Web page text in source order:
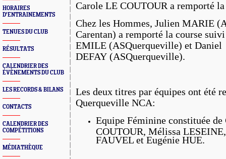
HORAIRES
D'ENTRAINEMENTS
TENUES DU CLUB
RÉSULTATS
CALENDRIER DES
ÉVÈNEMENTS DU CLUB
LES RECORDS & BILANS
CONTACTS
CALENDRIER DES
COMPÉTITIONS
MÉDIATHÈQUE
Carole LE COUTOUR a remporté
Chez les Hommes, Julien MARIE
Carentan) a remporté la course
EMILE (ASQuerqueville) et Daniel
DEFAY (ASQuerqueville).
Les deux titres par équipes ont été
Querqueville NCA:
Equipe Féminine constituée de
COUTOUR, Mélissa
FAUVEL et Eugénie HUE.